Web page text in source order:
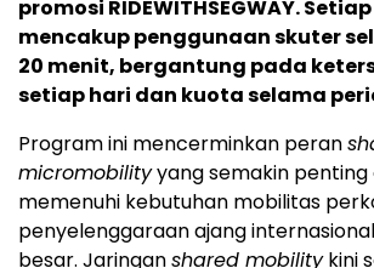
promosi RIDEWITHSEGWAY.
mencakup penggunaan skuter
20 menit, bergantung pada
setiap hari dan kuota selama
Program ini mencerminkan peran
micromobilityyang semakin penting
memenuhi kebutuhan mobilitas
penyelenggaraan ajang
besar. Jaringanshared mobilitykini